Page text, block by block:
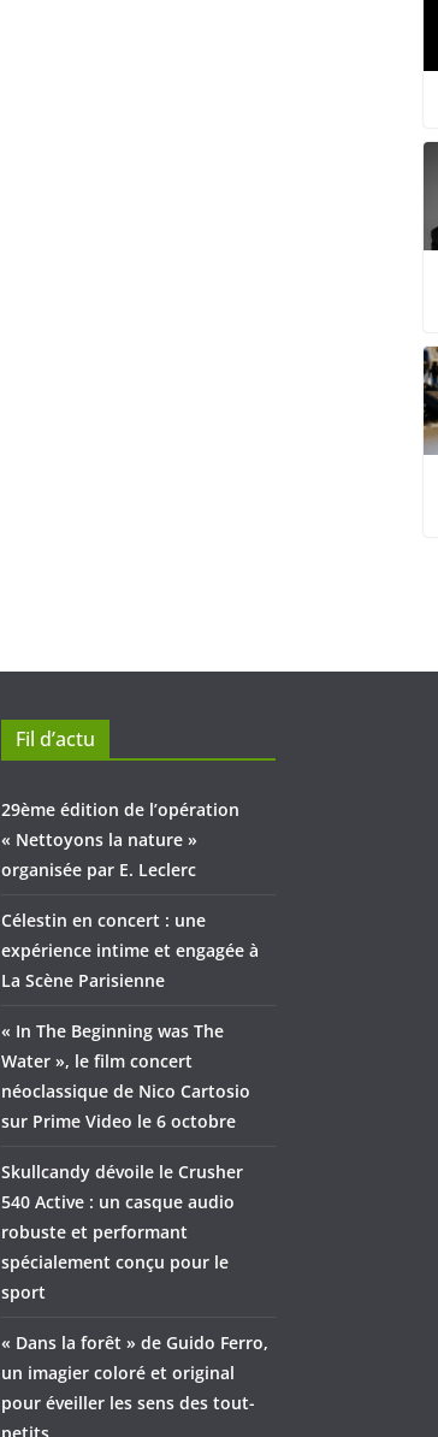
Fil d’actu
29ème édition de l’opération
« Nettoyons la nature »
organisée par E. Leclerc
Célestin en concert : une
expérience intime et engagée à
La Scène Parisienne
« In The Beginning was The
Water », le film concert
néoclassique de Nico Cartosio
sur Prime Video le 6 octobre
Skullcandy dévoile le Crusher
540 Active : un casque audio
robuste et performant
spécialement conçu pour le
sport
« Dans la forêt » de Guido Ferro,
un imagier coloré et original
pour éveiller les sens des tout-